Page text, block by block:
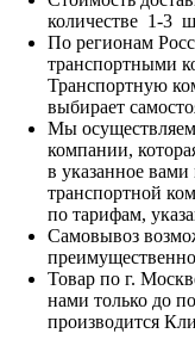
количестве 1-3
По регионам
транспортными
Транспортную
выбирает
Мы осуществляем
компании,
в указанное
транспортной
по тарифам,
Самовывоз
Товар по г.
нами только до
производится